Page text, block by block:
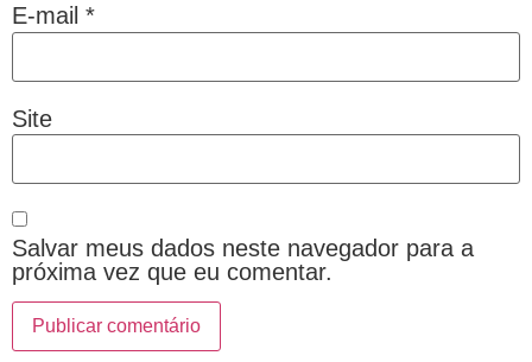
E-mail *
Site
Salvar meus dados neste navegador para a
próxima vez que eu comentar.